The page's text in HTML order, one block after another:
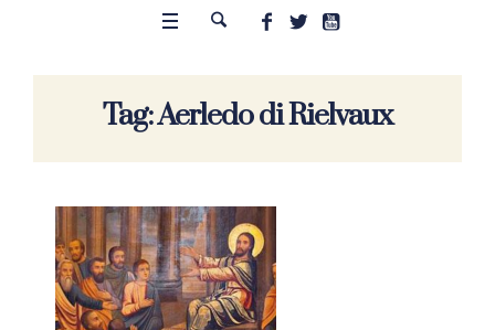
Tag:Aerledo di Rielvaux